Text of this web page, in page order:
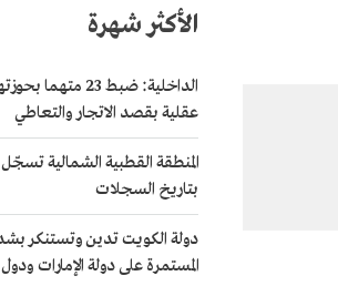
الأكثر شهرة
الداخلية: ضبط 23
عقلية بقصد الاتجار والتعاطي
المنطقة القطبية الشمالية
بتاريخ السجلات
دولة الكويت تدين وتستنكر
المستمرة على دولة الإمارات